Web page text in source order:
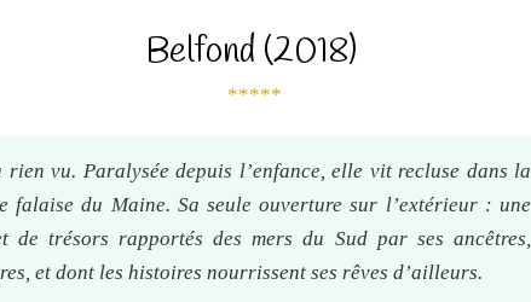
Belfond (2018)
*****
vu. Paralysée depuis l’enfance, elle vit recluse dans la
falaise du Maine. Sa seule ouverture sur l’extérieur : une
de trésors rapportés des mers du Sud par ses ancêtres,
et dont les histoires nourrissent ses rêves d’ailleurs.